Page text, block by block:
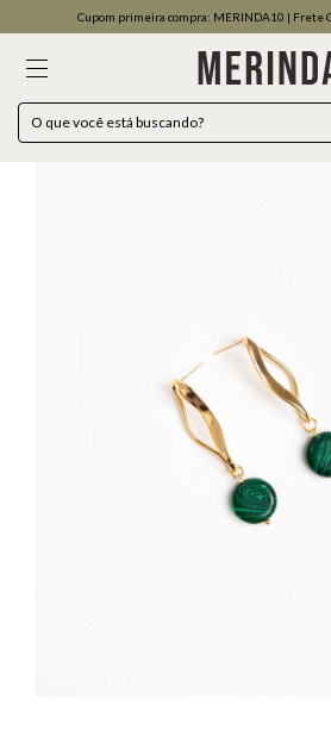
Cupom primeira compra: MERINDA10 | Frete